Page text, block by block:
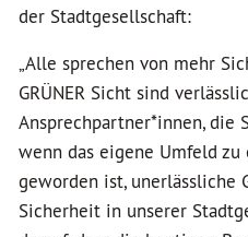
der Stadtgesellschaft:
„Alle sprechen von mehr
GRÜNER Sicht sind
Ansprechpartner*innen, die
wenn das eigene Umfeld
geworden ist, unerlässliche
Sicherheit in unserer